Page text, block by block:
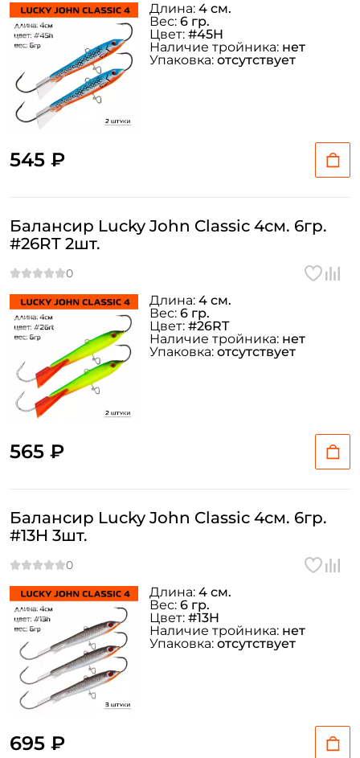
545 ₽
Длина: 4 см.
Вес: 6 гр.
Цвет: #45H
Наличие тройника: нет
Упаковка: отсутствует
Балансир Lucky John Classic 4см. 6гр.
#26RT 2шт.
565 ₽
Длина: 4 см.
Вес: 6 гр.
Цвет: #26RT
Наличие тройника: нет
Упаковка: отсутствует
Балансир Lucky John Classic 4см. 6гр.
#13H 3шт.
695 ₽
Длина: 4 см.
Вес: 6 гр.
Цвет: #13H
Наличие тройника: нет
Упаковка: отсутствует